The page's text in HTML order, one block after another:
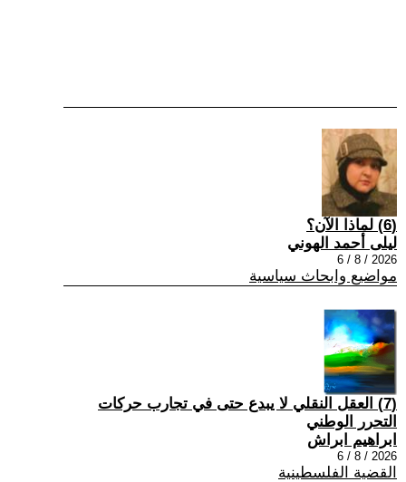
(6) لماذا الآن؟
ليلى أحمد الهوني
2026 / 8 / 6
مواضيع وابحاث سياسية
(7) العقل النقلي لا يبدع حتى في تجارب حركات
التحرر الوطني
ابراهيم ابراش
2026 / 8 / 6
القضية الفلسطينية